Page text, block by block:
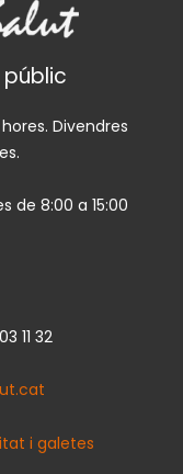
públic
Divendres
de 8:00 a 15:00
11 32
i galetes